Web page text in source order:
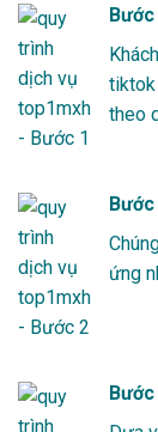
tiktok
theo
ứng